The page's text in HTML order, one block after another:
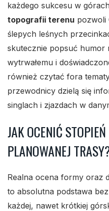
każdego sukcesu w
topografii terenu pozwoli
ślepych leśnych
skutecznie popsuć humor
wytrwałemu i
również czytać fora
przewodnicy dzielą się
singlach i zjazdach w
JAK OCENIĆ
PLANOWANEJ
Realna ocena formy oraz
to absolutna podstawa
każdej, nawet krótkiej